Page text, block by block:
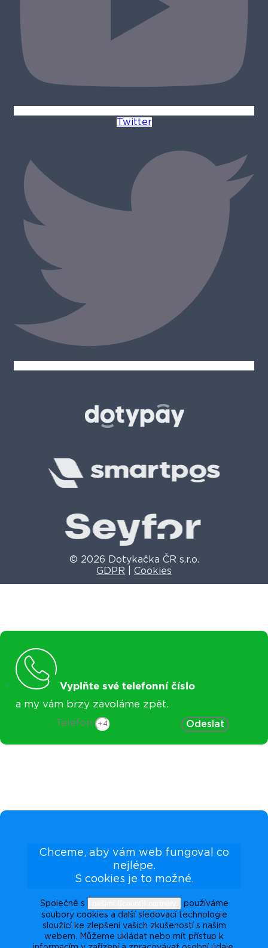
Twitter
© 2026 Dotykačka ČR s.r.o.
GDPR
Cookies
Vyplňte své telefonní číslo
a my vám brzy zavoláme zpět.
Telefon Odeslat
Chceme, aby vám web fungoval co
nejlépe.
S cookies je to možné.
Společně s
používáme
soubory cookies a další sledovací technologie
sloužící ke zlepšení vašich zkušeností s naším
webem. Můžeme ukládat nebo mít přístup k